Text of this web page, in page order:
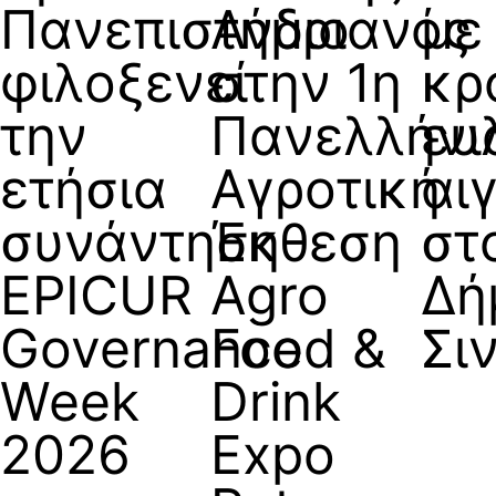
Πανεπιστήμιο
φιλοξενεί
την
ετήσια
συνάντηση
EPICUR
Governance
Week
2026
Ανδριανός
στην 1η
Αγροτική
Έκθεση
Agro
Food &
Drink
Expo
με